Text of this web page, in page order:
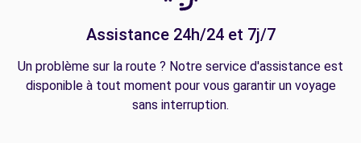
Assistance 24h/24 et 7j/7
Un problème sur la route ? Notre service d'assistance est
disponible à tout moment pour vous garantir un voyage
sans interruption.